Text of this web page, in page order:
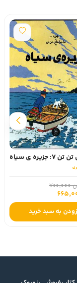
ی سیاه
به سبد خرید